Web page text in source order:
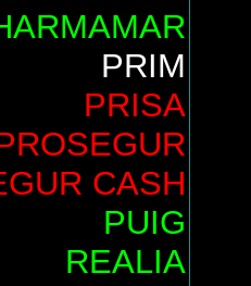
PRIM
PRISA
CASH
PUIG
REALIA